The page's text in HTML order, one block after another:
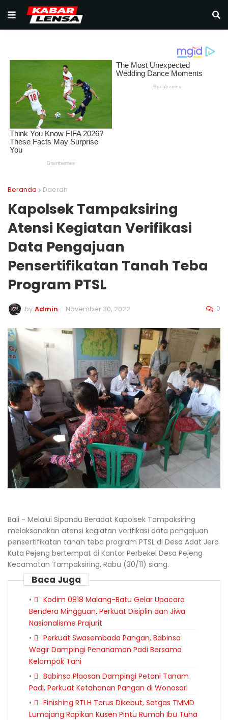
Beranda Daerah
Kapolsek Tampaksiring
Atensi Kegiatan Verifikasi
Data Pengajuan
Pensertifikatan Tanah Teba
Program PTSL
by Admin - November 30, 2022 0
Bali - Melalui Sipandu Beradat Kapolsek Tampaksiring
melaksanakan atensi kegiatan verifikasi data pengajuan
pensertifikatan tanah teba program PTSL di Desa Adat Jero
Kuta Pejeng bertempat di Kantor Perbekel Desa Pejeng
Kecamatan Tampaksiring, Rabu (30/11) siang.
Baca Juga
Kodim 0818 Malang-Batu Gelar Upacara
Bendera Mingguan, Perkuat Disiplin dan Jiwa
Nasionalisme Prajurit
Perkuat Swasembada Pangan, Babinsa
Wagir Dampingi Penanaman Padi Bersama
Kelompok Tani
Babinsa Plaosan Dampingi Petani Tanam
Padi, Perkuat Ketahanan Pangan di Wonosari
Finishing RTLH Terus Dikebut, Satgas TMMD
Lumajang Rapikan Kusen Pintu Rumah Ibu Tuha